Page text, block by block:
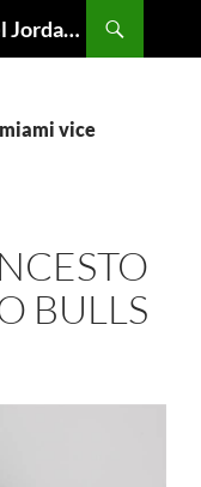
【Envío Gratis】Camiseta Michael Jordan NBA Barata
vice
BULLS